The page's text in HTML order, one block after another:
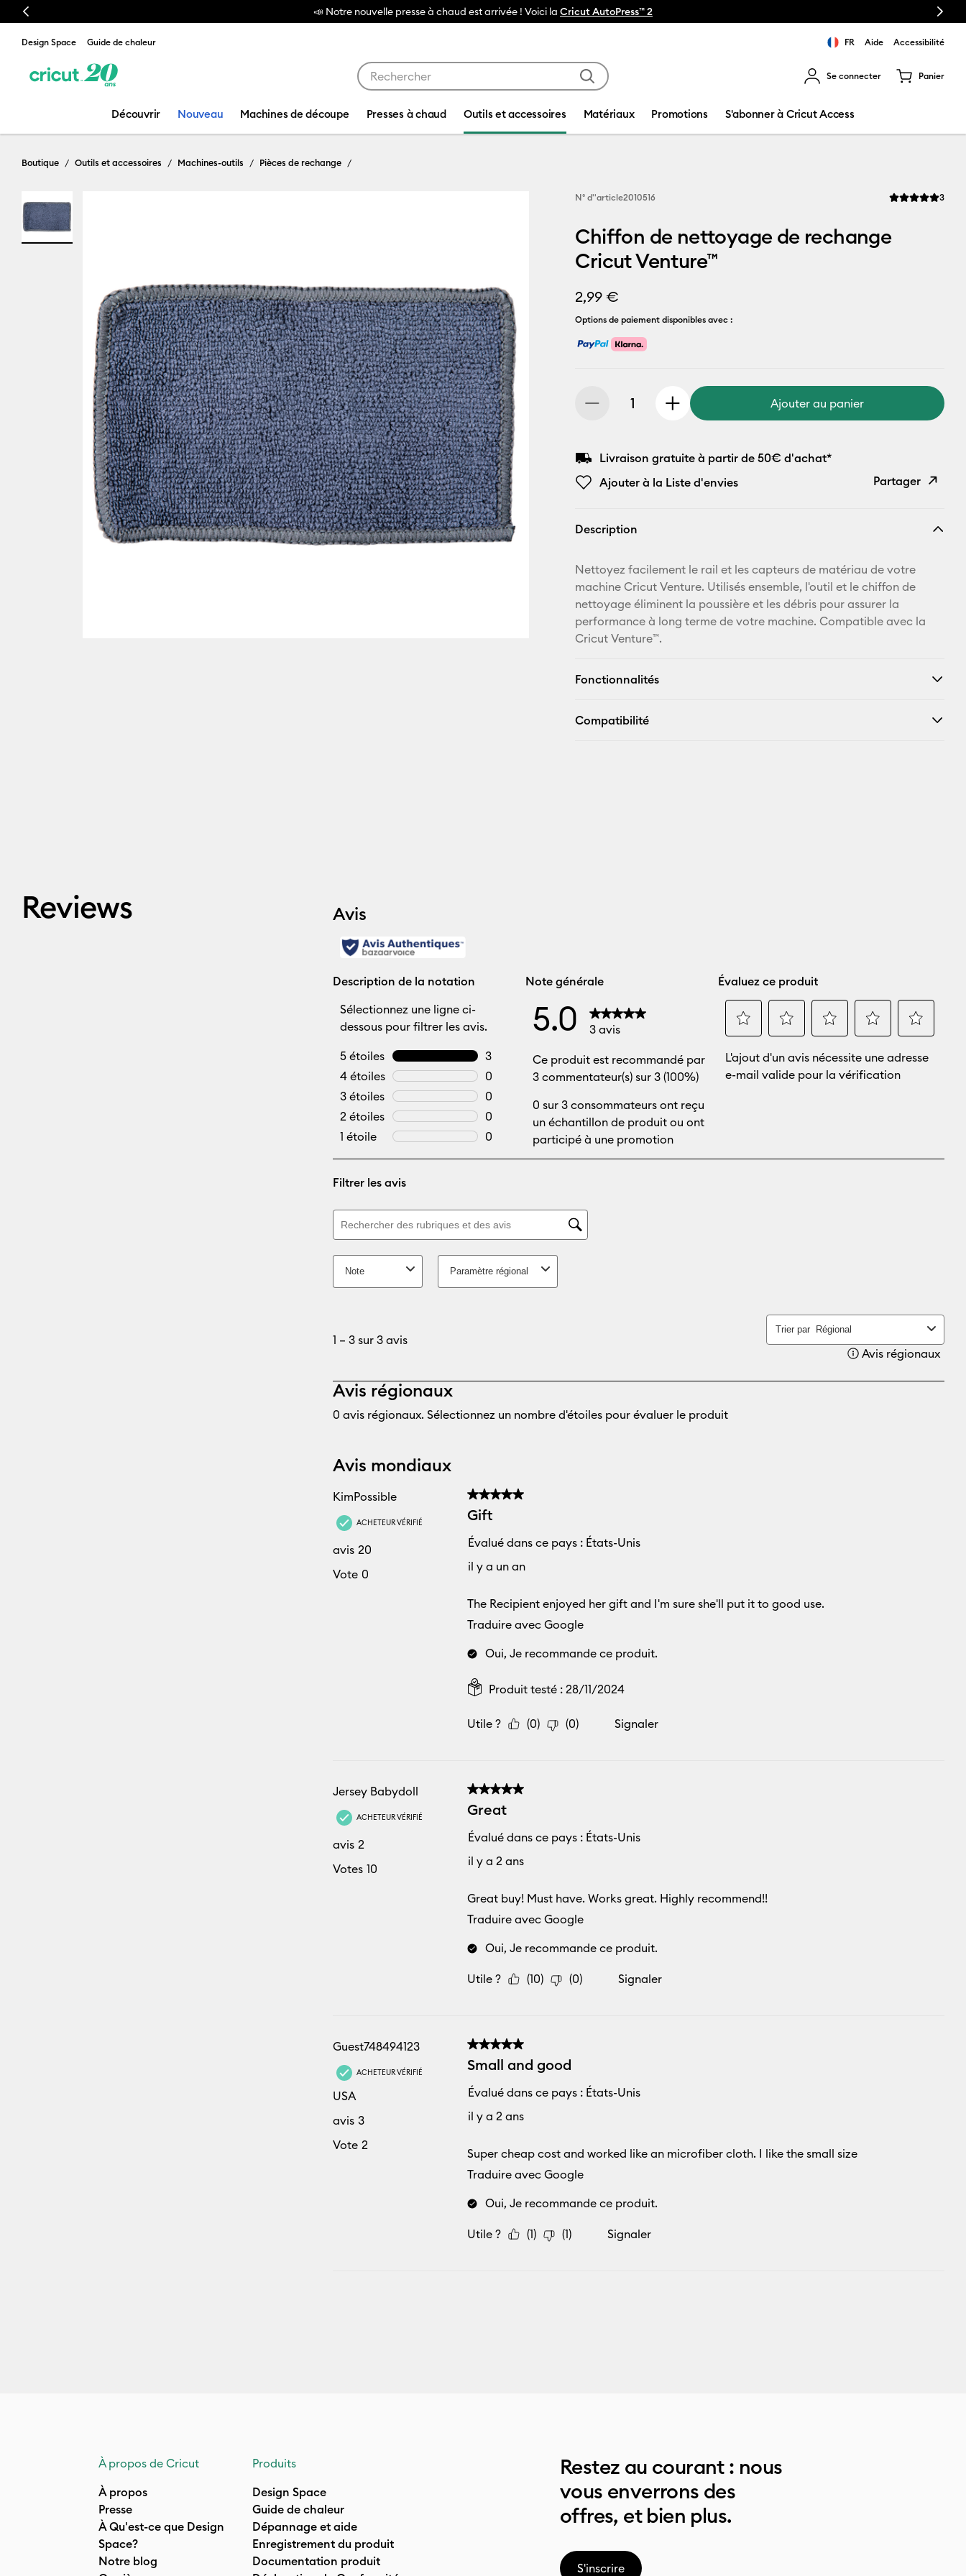
Previous 📣 Notre nouvelle presse à chaud est arrivée ! Voici laCricut AutoPress™ 2 Next
Design Space Guide de chaleur FR Aide Accessibilité
Se connecter Panier
Découvrir Nouveau Machines de découpe Presses à chaud Outils et accessoires Matériaux Promotions S'abonner à Cricut Access
Boutique Outils et accessoires Machines-outils Pièces de rechange
N° d''article2010516 La note 3
Chiffon de nettoyage de rechange
Cricut Venture™
2,99 €
Options de paiement disponibles avec :
Ajouter au panier
Livraison gratuite à partir de 50€ d'achat*
Ajouter à la Liste d'envies
Partager
E-mail
Pinterest
Description
Nettoyez facilement le rail et les capteurs de matériau de votre
machine Cricut Venture. Utilisés ensemble, l'outil et le chiffon de
nettoyage éliminent la poussière et les débris pour assurer la
performance à long terme de votre machine. Compatible avec la
Cricut Venture™.
Fonctionnalités
Compatibilité
Reviews
À propos de Cricut
À propos
Presse
À Qu'est-ce que Design
Space?
Notre blog
Produits
Design Space
Guide de chaleur
Dépannage et aide
Enregistrement du produit
Documentation produit
Restez au courant : nous
vous enverrons des
offres, et bien plus.
S'inscrire